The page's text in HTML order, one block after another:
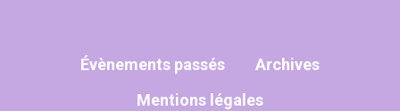
Évènements passés
Archives
Mentions légales